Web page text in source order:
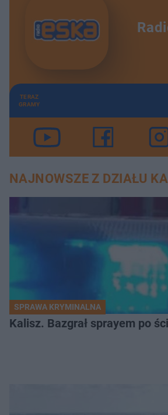
TERAZ
GRAMY
NAJNOWSZE Z DZIAŁU
SPRAWA KRYMINALNA
Kalisz. Bazgrał sprayem po